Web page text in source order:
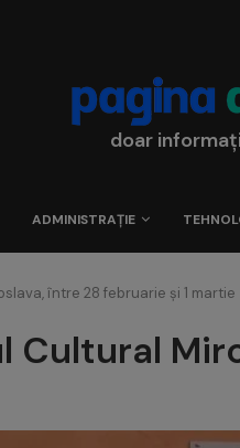
doar
ADMINISTRAȚIE
între 28 februarie și 1 martie
Cultural